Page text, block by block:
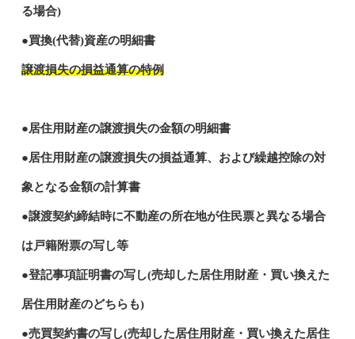
る場合)
●買換(代替)資産の明細書
譲渡損失の損益通算の特例
●居住用財産の譲渡損失の金額の明細書
●居住用財産の譲渡損失の損益通算、および繰越控除の対
象となる金額の計算書
●譲渡契約締結時に不動産の所在地が住民票と異なる場合
は戸籍附票の写し等
●登記事項証明書の写し(売却した居住用財産・買い換えた
居住用財産のどちらも)
●売買契約書の写し(売却した居住用財産・買い換えた居住